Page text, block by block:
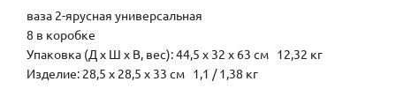
ваза 2-ярусная универсальная
8 в коробке
Упаковка (Д х Ш х В, вес): 44,5 x 32 x 63 см 12,32 кг
Изделие: 28,5 x 28,5 x 33 см 1,1 / 1,38 кг